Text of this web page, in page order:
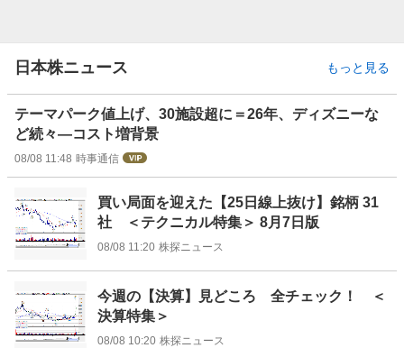
日本株ニュース もっと見る
テーマパーク値上げ、30施設超に＝26年、ディズニーな
ど続々―コスト増背景
08/08 11:48 時事通信
買い局面を迎えた【25日線上抜け】銘柄 31
社 ＜テクニカル特集＞ 8月7日版
08/08 11:20 株探ニュース
今週の【決算】見どころ 全チェック！ ＜
決算特集＞
08/08 10:20 株探ニュース